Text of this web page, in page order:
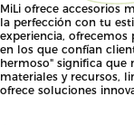
MiLi ofrece accesorios
la perfección con tu
experiencia,
en los que confían
hermoso" significa que
materiales y recursos,
ofrece soluciones